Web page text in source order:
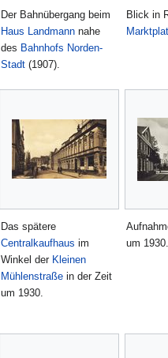
Der Bahnübergang beim
Haus Landmann nahe
des Bahnhofs Norden-
Stadt (1907).
Blick in
Das spätere
Centralkaufhaus im
Winkel der Kleinen
Mühlenstraße in der Zeit
um 1930.
um 1930.